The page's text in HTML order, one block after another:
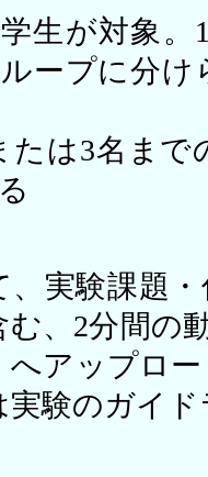
生が対象。
ープに分け
たは3名まで
、実験課題
、2分間の
へアップロ
験のガイ